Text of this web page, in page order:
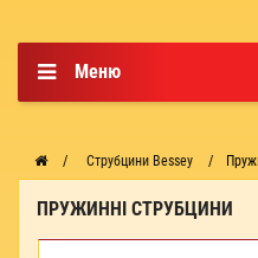
Меню
Струбцини Bessey
ПРУЖИННІ СТРУБЦИНИ